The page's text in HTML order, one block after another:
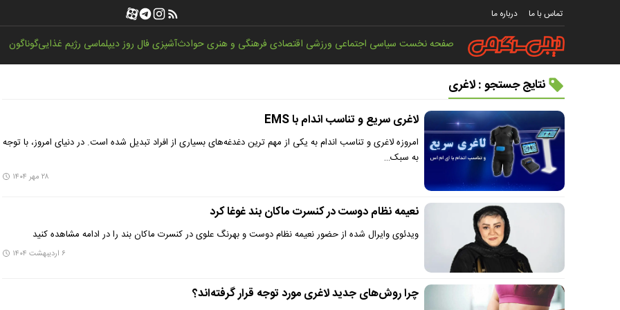
تماس با ما درباره ما
صفحه نخستسیاسی اجتماعی ورزشی اقتصادیفرهنگی و هنریحوادثآشپزیفال روزدیپلماسی رژیم غذاییگوناگون
نتایج جستجو : لاغری
لاغری سریع و تناسب اندام با EMS
امروزه لاغری و تناسب اندام به یکی از مهم‌ ترین دغدغه‌های بسیاری از افراد تبدیل شده است. در دنیای امروز، با توجه
به سبک…
۲۸ مهر ۱۴۰۴
نعیمه نظام دوست در کنسرت ماکان بند غوغا کرد
ویدئوی وایرال شده از حضور نعیمه نظام دوست و بهرنگ علوی در کنسرت ماکان بند را در ادامه مشاهده کنید
۶ اردیبهشت ۱۴۰۴
چرا روش‌های جدید لاغری مورد توجه قرار گرفته‌اند؟